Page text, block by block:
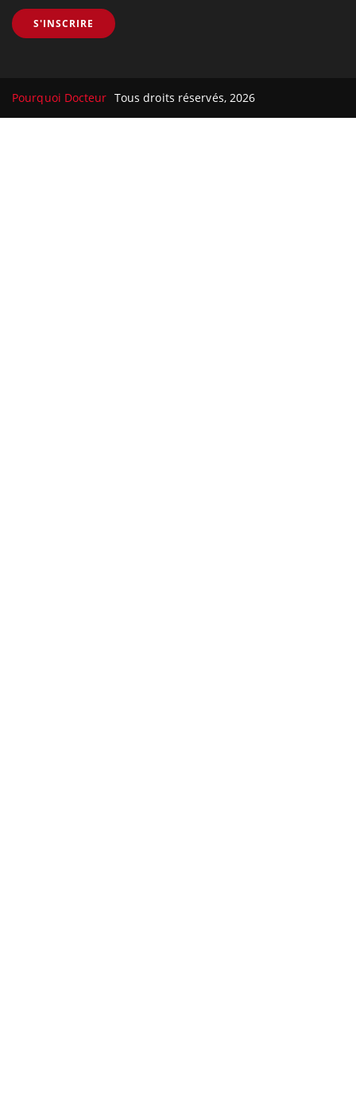
S'INSCRIRE
Pourquoi Docteur Tous droits réservés, 2026